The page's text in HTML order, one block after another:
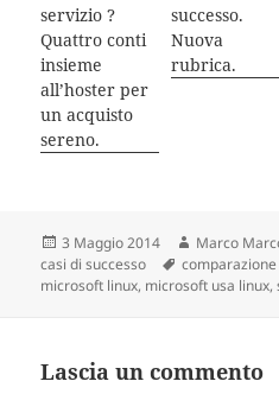
servizio ?
Quattro conti
insieme
all’hoster per
un acquisto
sereno.
successo.
Nuova
rubrica.
Scritto
il
3 Maggio 2014 Autore
Marco
casi di successo
Tag
microsoft linux, microsoft usa linux,
Lascia un commento